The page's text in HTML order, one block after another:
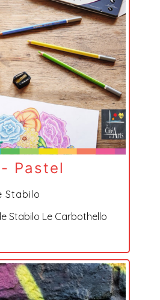
Pastel
Stabilo
Stabilo Le Carbothello